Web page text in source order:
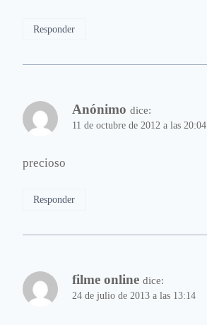
Responder
Anónimo dice:
11 de octubre de 2012 a las 20:04
precioso
Responder
filme online dice:
24 de julio de 2013 a las 13:14